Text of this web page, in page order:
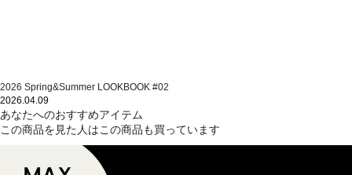
2026 Spring&Summer LOOKBOOK #02
2026.04.09
あなたへのおすすめアイテム
この商品を見た人はこの商品も買っています